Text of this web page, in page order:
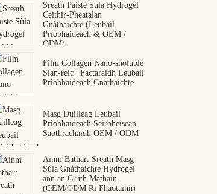
Sreath Paiste Sùla Hydrogel
Ceithir-Pheatalan
Gnàthaichte (Leubail
Prìobhaideach & OEM /
ODM)
Film Collagen Nano-sholuble
Slàn-reic | Factaraidh Leubail
Prìobhaideach Gnàthaichte
Masg Duilleag Leubail
Prìobhaideach Seirbheisean
Saothrachaidh OEM / ODM
Ainm Bathar: Sreath Masg
Sùla Gnàthaichte Hydrogel
ann an Cruth Mathain
(OEM/ODM Ri Fhaotainn)